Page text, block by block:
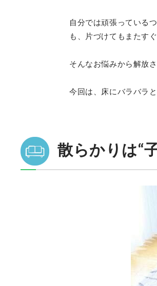
自分では頑張っている
も、片づけてもまたす
そんなお悩みから解放
今回は、床にバラバラ
散らかりは“